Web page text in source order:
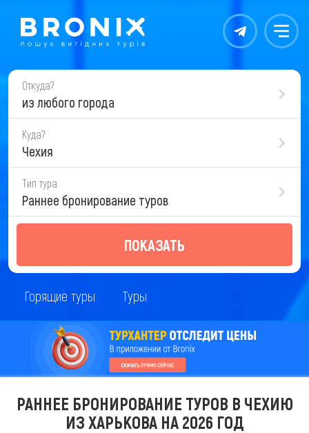
Контакты Меню
Откуда?
из любого города
Куда?
Чехия
Тип тура
Раннее бронирование туров
ПОКАЗАТЬ
Горящие туры Туры
РАННЕЕ БРОНИРОВАНИЕ ТУРОВ В ЧЕХИЮ
ИЗ ХАРЬКОВА НА 2026 ГОД